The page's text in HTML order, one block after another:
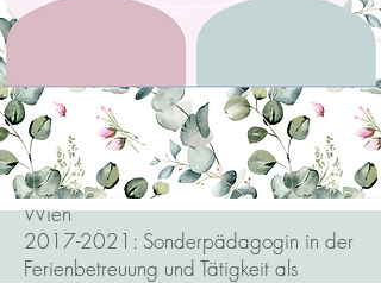
(Österreichische Autistenhilfe)
: Klassenlehrerin in der
Regelklasse, Integrationsklasse)
Bildungsdirektion Niederösterreich und
Wien
2018: Förderlehrerin Bildungsdirektion
Wien
2017-2021 : Sonderpädagogin in der
Ferienbetreuung und Tätigkeit als